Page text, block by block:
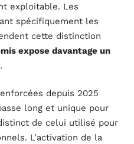
exploitable. Les
spécifiquement les
cette distinction
expose davantage un
.
depuis 2025
long et unique pour
de celui utilisé pour
L’activation de la